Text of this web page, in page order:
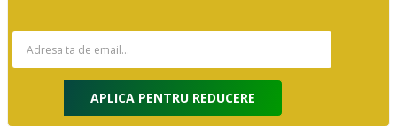
APLICA PENTRU REDUCERE